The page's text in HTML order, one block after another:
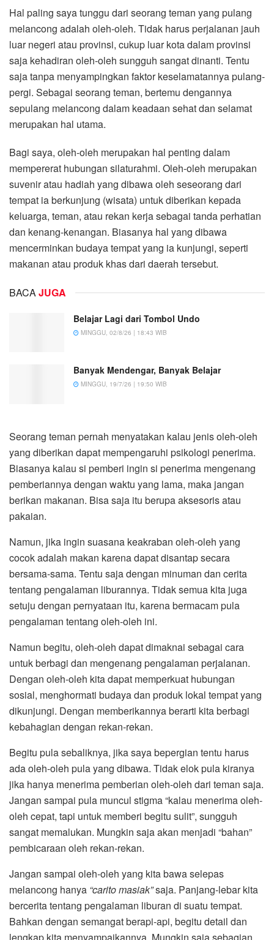
Hal paling saya tunggu dari seorang teman yang pulang
melancong adalah oleh-oleh. Tidak harus perjalanan jauh
luar negeri atau provinsi, cukup luar kota dalam provinsi
saja kehadiran oleh-oleh sungguh sangat dinanti. Tentu
saja tanpa menyampingkan faktor keselamatannya pulang-
pergi. Sebagai seorang teman, bertemu dengannya
sepulang melancong dalam keadaan sehat dan selamat
merupakan hal utama.
Bagi saya, oleh-oleh merupakan hal penting dalam
mempererat hubungan silaturahmi. Oleh-oleh merupakan
suvenir atau hadiah yang dibawa oleh seseorang dari
tempat ia berkunjung (wisata) untuk diberikan kepada
keluarga, teman, atau rekan kerja sebagai tanda perhatian
dan kenang-kenangan. Biasanya hal yang dibawa
mencerminkan budaya tempat yang ia kunjungi, seperti
makanan atau produk khas dari daerah tersebut.
BACAJUGA
Belajar Lagi dari Tombol Undo
MINGGU, 02/8/26 | 18:43 WIB
Banyak Mendengar, Banyak Belajar
MINGGU, 19/7/26 | 19:50 WIB
Seorang teman pernah menyatakan kalau jenis oleh-oleh
yang diberikan dapat mempengaruhi psikologi penerima.
Biasanya kalau si pemberi ingin si penerima mengenang
pemberiannya dengan waktu yang lama, maka jangan
berikan makanan. Bisa saja itu berupa aksesoris atau
pakaian.
Namun, jika ingin suasana keakraban oleh-oleh yang
cocok adalah makan karena dapat disantap secara
bersama-sama. Tentu saja dengan minuman dan cerita
tentang pengalaman liburannya. Tidak semua kita juga
setuju dengan pernyataan itu, karena bermacam pula
pengalaman tentang oleh-oleh ini.
Namun begitu, oleh-oleh dapat dimaknai sebagai cara
untuk berbagi dan mengenang pengalaman perjalanan.
Dengan oleh-oleh kita dapat memperkuat hubungan
sosial, menghormati budaya dan produk lokal tempat yang
dikunjungi. Dengan memberikannya berarti kita berbagi
kebahagian dengan rekan-rekan.
Begitu pula sebaliknya, jika saya bepergian tentu harus
ada oleh-oleh pula yang dibawa. Tidak elok pula kiranya
jika hanya menerima pemberian oleh-oleh dari teman saja.
Jangan sampai pula muncul stigma “kalau menerima oleh-
oleh cepat, tapi untuk memberi begitu sulit”, sungguh
sangat memalukan. Mungkin saja akan menjadi “bahan”
pembicaraan oleh rekan-rekan.
Jangan sampai oleh-oleh yang kita bawa selepas
melancong hanya “carito masiak”saja. Panjang-lebar kita
bercerita tentang pengalaman liburan di suatu tempat.
Bahkan dengan semangat berapi-api, begitu detail dan
lengkap kita menyampaikannya. Mungkin saja sebagian